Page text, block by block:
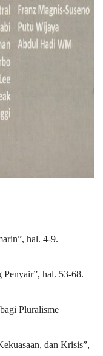
hal. 4-9.
Penyair”, hal. 53-68.
Pluralisme
dan Krisis”,